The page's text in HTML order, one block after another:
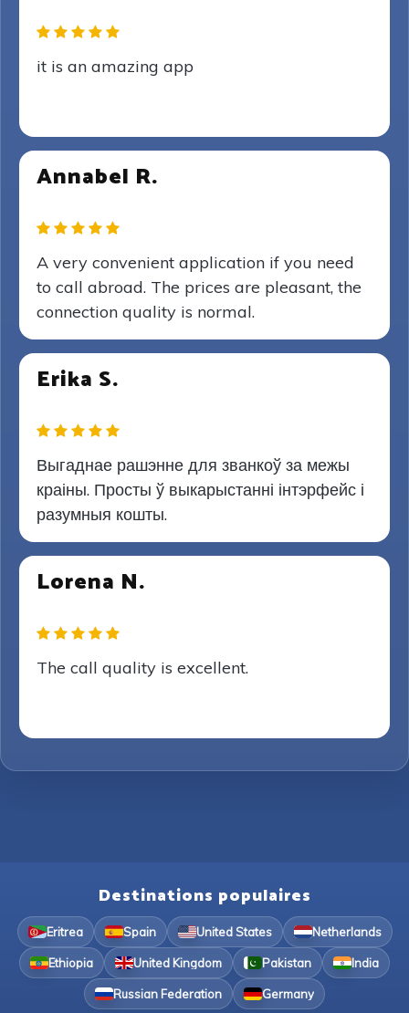
it is an amazing app
Annabel R.
A very convenient application if you need
to call abroad. The prices are pleasant, the
connection quality is normal.
Erika S.
Выгаднае рашэнне для званкоў за межы
краіны. Просты ў выкарыстанні інтэрфейс і
разумныя кошты.
Lorena N.
The call quality is excellent.
Destinations populaires
Eritrea Spain United States Netherlands
Ethiopia United Kingdom Pakistan India
Russian Federation Germany